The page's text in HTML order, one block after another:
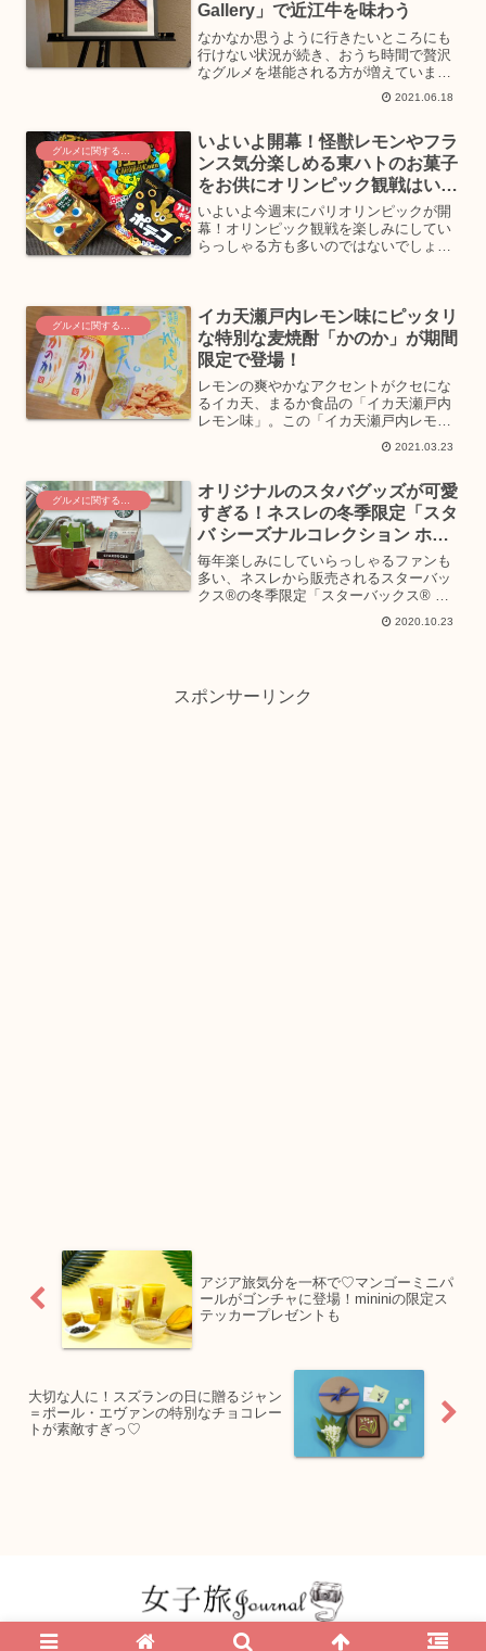
Gallery」で近江牛を味わう
なかなか思うように行きたいところにも
行けない状況が続き、おうち時間で贅沢
なグルメを堪能される方が増えていま
す。おうち時間のお供や、なかなか会え
ない方へのギフトとしてオススメな、近
Beef Galle...
2021.06.18
グルメに関するニュース
いよいよ開幕！怪獣レモンやフラ
ンス気分楽しめる東ハトのお菓子
をお供にオリンピック観戦はいか
が
いよいよ今週末にパリオリンピックが開
幕！オリンピック観戦を楽しみにしてい
らっしゃる方も多いのではないでしょう
を感じられる「キャラメル...
イカ天瀬戸内レモン味にピッタリ
な特別な麦焼酎「かのか」が期間
限定で登場！
レモンの爽やかなアクセントがクセにな
るイカ天、まるか食品の「イカ天瀬戸内
レモン味」。この「イカ天瀬戸内レモン
味」にピッタリ合う、「かのか」ブラン
ド初のコラボレーション商品「イカ天瀬
25度1.8L」が、...
2021.03.23
オリジナルのスタバグッズが可愛
すぎる！ネスレの冬季限定「スタ
バ シーズナルコレクション ホリ
デー」はお早めに！
毎年楽しみにしていらっしゃるファンも
多い、ネスレから販売されるスターバッ
クス®の冬季限定「スターバックス® ホ
リデーシーズン ブレンド」。特に限定オ
リジナルグッズ付きの「スターバックス
2020.10.23
スポンサーリンク
アジア旅気分を一杯で♡マンゴーミニパ
ールがゴンチャに登場！mininiの限定ス
テッカープレゼントも
大切な人に！スズランの日に贈るジャン
＝ポール・エヴァンの特別なチョコレー
トが素敵すぎっ♡
© 2016 女子旅 Journal | 大人女子のための一人旅・ホテル・カフェ旅メディア.